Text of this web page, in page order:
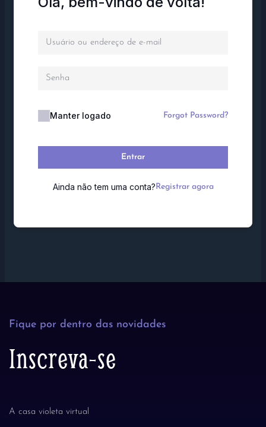
Manter logado Forgot Password?
Entrar
Ainda não tem uma conta? Registrar agora
Fique por dentro das novidades
Inscreva-se
A casa violeta virtual